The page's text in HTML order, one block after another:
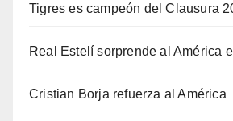
Tigres es campeón del Clausura
Real Estelí sorprende al América
Cristian Borja refuerza al América